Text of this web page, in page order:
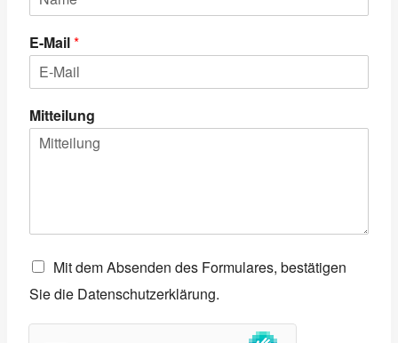
E-Mail*
Mitteilung
C
h
e
k
Mit dem Absenden des Formulares, bestätigen
Sie die Datenschutzerklärung.